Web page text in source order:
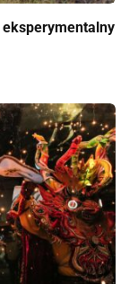
eksperymentalny